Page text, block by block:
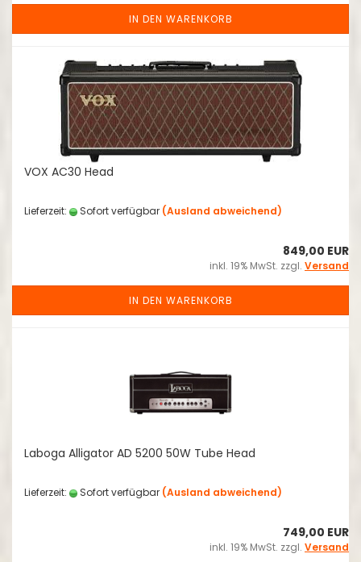
IN DEN WARENKORB
VOX AC30 Head
Lieferzeit: Sofort verfügbar (Ausland abweichend)
849,00 EUR
inkl. 19% MwSt. zzgl. Versand
IN DEN WARENKORB
Laboga Alligator AD 5200 50W Tube Head
Lieferzeit: Sofort verfügbar (Ausland abweichend)
749,00 EUR
inkl. 19% MwSt. zzgl. Versand